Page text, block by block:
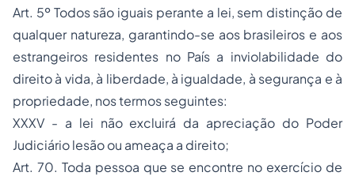
Art. 5º Todos são iguais perante a lei, sem distinção de
qualquer natureza, garantindo-se aos brasileiros e aos
estrangeiros residentes no País a inviolabilidade do
direito à vida, à liberdade, à igualdade, à segurança e à
propriedade, nos termos seguintes:
XXXV - a lei não excluirá da apreciação do Poder
Judiciário lesão ou ameaça a direito;
Art. 70. Toda pessoa que se encontre no exercício de